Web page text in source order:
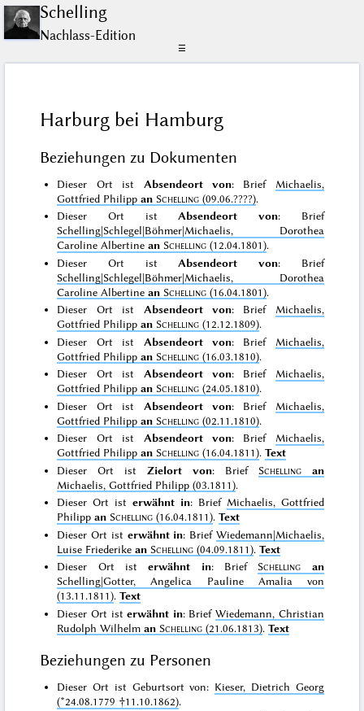
Schelling
Nachlass-Edition
☰
Harburg bei Hamburg
Beziehungen zu Dokumenten
Dieser Ort ist Absendeort von: Brief Michaelis,
Gottfried Philippan Schelling (09.06.????).
Dieser Ort istAbsendeort von: Brief
Schelling|Schlegel|Böhmer|Michaelis, Dorothea
Caroline Albertinean Schelling (12.04.1801).
Dieser Ort ist Absendeort von: Brief
Schelling|Schlegel|Böhmer|Michaelis, Dorothea
Caroline Albertinean Schelling (16.04.1801).
Dieser Ort ist Absendeort von: Brief Michaelis,
Gottfried Philippan Schelling (12.12.1809).
Dieser Ort ist Absendeort von: Brief Michaelis,
Gottfried Philippan Schelling (16.03.1810).
Dieser Ort ist Absendeort von: Brief Michaelis,
Gottfried Philippan Schelling (24.05.1810).
Dieser Ort ist Absendeort von: Brief Michaelis,
Gottfried Philippan Schelling (02.11.1810).
Dieser Ort ist Absendeort von: Brief Michaelis,
Gottfried Philippan Schelling (16.04.1811).Text
Dieser Ort istZielort von: Brief Schelling
an
Michaelis, Gottfried Philipp (03.1811).
Dieser Ort isterwähnt in: Brief Michaelis, Gottfried
Philippan Schelling (16.04.1811).Text
Dieser Ort ist erwähnt in: Brief Wiedemann|Michaelis,
Luise Friederikean Schelling (04.09.1811).Text
Dieser Ort isterwähnt in: BriefSchelling
an
Schelling|Gotter, Angelica Pauline Amalia von
(13.11.1811).Text
Dieser Ort isterwähnt in: BriefWiedemann, Christian
Rudolph Wilhelman Schelling (21.06.1813).Text
Beziehungen zu Personen
Dieser Ort ist Geburtsort von: Kieser, Dietrich Georg
(*24.08.1779 †11.10.1862).